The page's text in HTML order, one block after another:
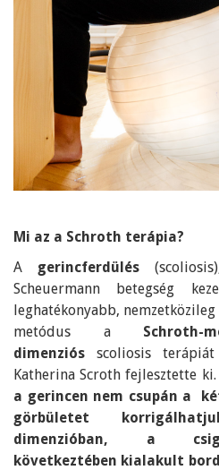
Mi az a Schroth terápia?
A gerincferdülés
Scheuermann betegség
leghatékonyabb,
metódus a Schroth-
dimenziósscoliosis
Katherina Scroth fejlesztette ki.
a gerincen nem csupán a
görbületet
dimenzióban, a
következtében kialakult